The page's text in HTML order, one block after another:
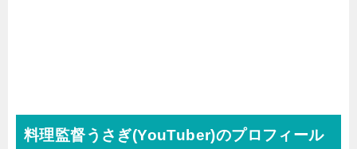
料理監督うさぎ(YouTuber)のプロフィール